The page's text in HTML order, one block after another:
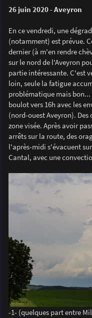
26 juin 2020 - Aveyron
En ce vendredi, une
(notamment) est prévue.
dernier (à m'en rendre
sur le nord de l'Aveyron
partie intéressante. C'est
loin, seule la fatigue
problématique mais bon...
boulot vers 16h avec les
(nord-ouest Aveyron).
zone visée. Après avoir
arrêts sur la route, des
l'après-midi s'évacuent
Cantal, avec une
-1- (quelques part entre